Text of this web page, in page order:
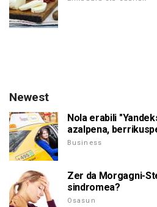
Newest
Nola erabili
azalpena,
Business
Zer da Morgagni-
sindromea?
Osasun